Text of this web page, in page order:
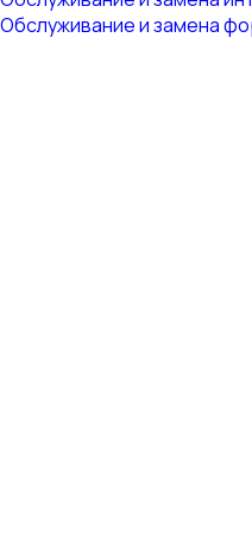
Обслуживание и замена